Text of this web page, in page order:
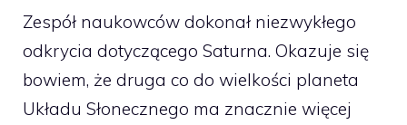
Zespół naukowców dokonał niezwykłego
odkrycia dotyczącego Saturna. Okazuje się
bowiem, że druga co do wielkości planeta
Układu Słonecznego ma znacznie więcej